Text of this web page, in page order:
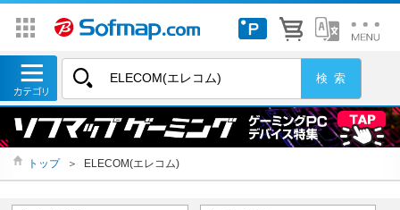
トップ ＞ ELECOM(エレコム)